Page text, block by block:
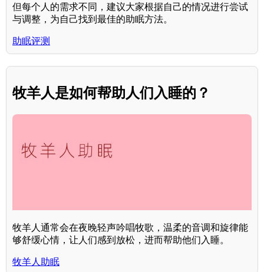
但每个人的需求不同，建议大家根据自己的情况进行尝试
与调整，为自己找到最佳的助眠方法。
助眠评测
牧羊人是如何帮助人们入睡的？
牧羊人通常会在夜晚轻声吟唱牧歌，温柔的音调和旋律能
够舒缓心情，让人们感到放松，进而帮助他们入睡。
牧羊人助眠